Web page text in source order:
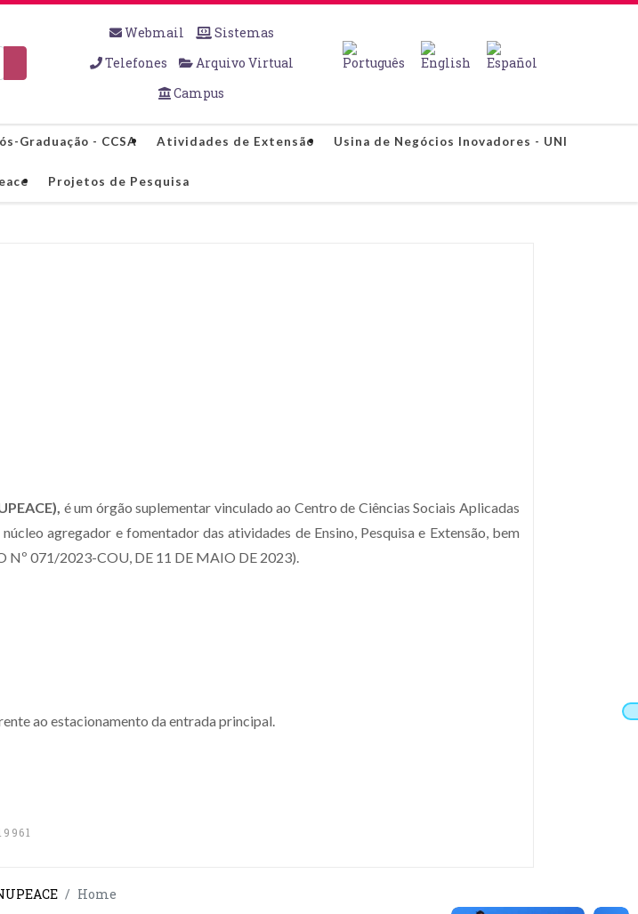
Webmail
Sistemas
Telefones
Arquivo Virtual
Campus
Graduação - CCSA Atividades de Extensão Usina de Negócios Inovadores - UNI
Projetos de Pesquisa
é um órgão suplementar vinculado ao Centro de Ciências Sociais Aplicadas
agregador e fomentador das atividades de Ensino, Pesquisa e Extensão, bem
Nº 071/2023-COU, DE 11 DE MAIO DE 2023).
ao estacionamento da entrada principal.
Home